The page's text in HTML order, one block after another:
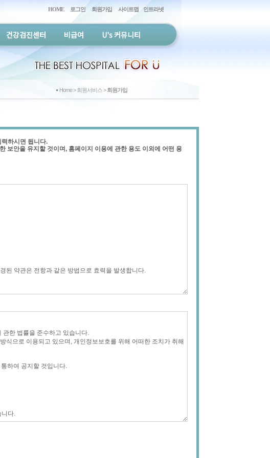
HOME 로그인 회원가입 사이트맵 인트라넷
건강검진센터 비급여 U's 커뮤니티
Home > 회원서비스 >회원가입
하시면 됩니다.
보안을 유지할 것이며, 홈페이지 이용에 관한 용도 이외에 어떤 용